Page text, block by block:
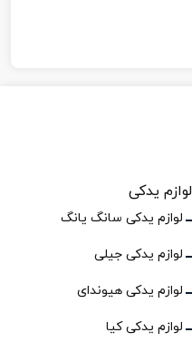
لوازم یدکی
لوازم یدکی سانگ یانگ
لوازم یدکی جیلی
لوازم یدکی هیوندای
لوازم یدکی کیا